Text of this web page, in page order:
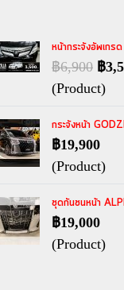
หน้ากระจังอัพเก
฿6,900 ฿
(Product)
กระจังหน้า
฿19,900
(Product)
ชุดกันชนหน้า
฿19,000
(Product)